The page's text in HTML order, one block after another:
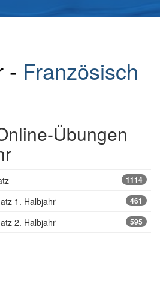
- Französisch
Übungen
1114
1. Halbjahr 461
2. Halbjahr 595